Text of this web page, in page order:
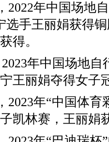
2022年中国场地
选手王丽娟获得
得。
年中国场地
王丽娟夺得女子
2023年“中国体
凯林赛，王丽娟